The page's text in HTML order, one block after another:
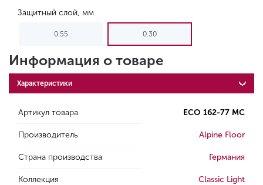
Защитный слой, мм
0.55 0.30
Информация о товаре
Характеристики
Артикул товара ECO 162-77 MC
Производитель Alpine Floor
Страна производства Германия
Коллекция Classic Light